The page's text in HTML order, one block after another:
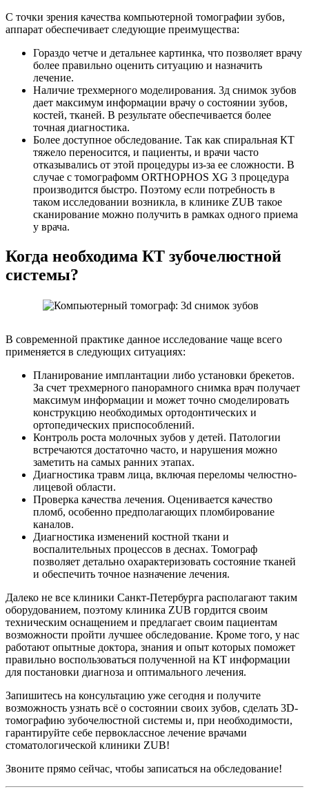
С точки зрения качества компьютерной томографии зубов,
аппарат обеспечивает следующие преимущества:
Гораздо четче и детальнее картинка, что позволяет врачу
более правильно оценить ситуацию и назначить
лечение.
Наличие трехмерного моделирования. 3д снимок зубов
дает максимум информации врачу о состоянии зубов,
костей, тканей. В результате обеспечивается более
точная диагностика.
Более доступное обследование. Так как спиральная КТ
тяжело переносится, и пациенты, и врачи часто
отказывались от этой процедуры из-за ее сложности. В
случае с томографомм ORTHOPHOS XG 3 процедура
производится быстро. Поэтому если потребность в
таком исследовании возникла, в клинике ZUB такое
сканирование можно получить в рамках одного приема
у врача.
Когда необходима КТ зубочелюстной
системы?
В современной практике данное исследование чаще всего
применяется в следующих ситуациях:
Планирование имплантации либо установки брекетов.
За счет трехмерного панорамного снимка врач получает
максимум информации и может точно смоделировать
конструкцию необходимых ортодонтических и
ортопедических приспособлений.
Контроль роста молочных зубов у детей. Патологии
встречаются достаточно часто, и нарушения можно
заметить на самых ранних этапах.
Диагностика травм лица, включая переломы челюстно-
лицевой области.
Проверка качества лечения. Оценивается качество
пломб, особенно предполагающих пломбирование
каналов.
Диагностика изменений костной ткани и
воспалительных процессов в деснах. Томограф
позволяет детально охарактеризовать состояние тканей
и обеспечить точное назначение лечения.
Далеко не все клиники Санкт-Петербурга располагают таким
оборудованием, поэтому клиника ZUB гордится своим
техническим оснащением и предлагает своим пациентам
возможности пройти лучшее обследование. Кроме того, у нас
работают опытные доктора, знания и опыт которых поможет
правильно воспользоваться полученной на КТ информации
для постановки диагноза и оптимального лечения.
Запишитесь на консультацию уже сегодня и получите
возможность узнать всё о состоянии своих зубов, сделать 3D-
томографию зубочелюстной системы и, при необходимости,
гарантируйте себе первоклассное лечение врачами
стоматологической клиники ZUB!
Звоните прямо сейчас, чтобы записаться на обследование!